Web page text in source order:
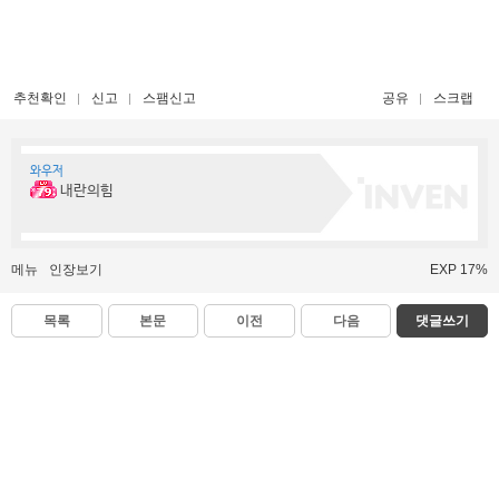
추천확인 신고 스팸신고 공유 스크랩
와우저
내란의힘
메뉴 인장보기 EXP 17%
목록 본문 이전 다음 댓글쓰기